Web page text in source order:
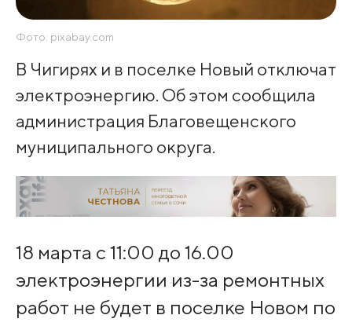
Фото: pixabay.com
В Чигирях и в поселке Новый отключат
электроэнергию. Об этом сообщила
администрация Благовещенского
муниципального округа.
18 марта с 11:00 до 16.00
электроэнергии из-за ремонтных
работ не будет в поселке Новом по